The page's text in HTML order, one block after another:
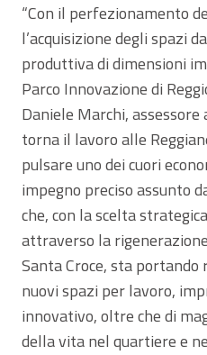
“Con il perfezionamento
l’acquisizione degli spazi
produttiva di dimensioni
Parco Innovazione di
Daniele Marchi,
torna il lavoro alle
pulsare uno dei cuori
impegno preciso assunto
che, con la scelta
attraverso la
Santa Croce, sta
nuovi spazi per lavoro,
innovativo, oltre che di
della vita nel quartiere e